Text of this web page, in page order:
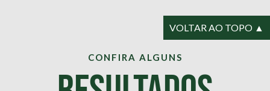
VOLTAR AO TOPO ▲
CONFIRA ALGUNS